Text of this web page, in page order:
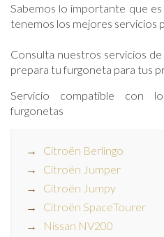
Sabemos lo importante que
tenemos los mejores servicios
Consulta nuestros servicios
prepara tu furgoneta para tus
Servicio compatible con
furgonetas
Citroën Berlingo
Citroën Jumper
Citroën Jumpy
Citroën SpaceTourer
Nissan NV200